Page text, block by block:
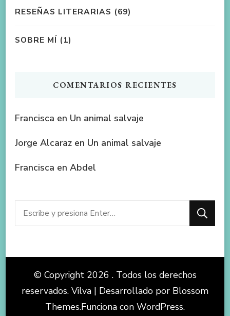
RESEÑAS LITERARIAS (69)
SOBRE MÍ (1)
COMENTARIOS RECIENTES
Francisca en Un animal salvaje
Jorge Alcaraz en Un animal salvaje
Francisca en Abdel
¿Buscas
algo?
© Copyright 2026 . Todos los derechos
reservados. Vilva | Desarrollado por Blossom
Themes.Funciona con WordPress.